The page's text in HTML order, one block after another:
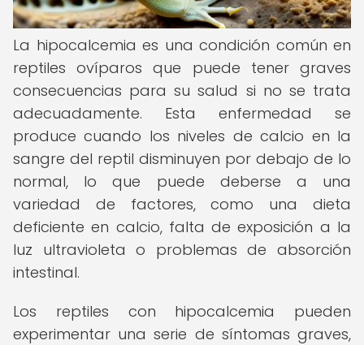
La hipocalcemia es una condición común en
reptiles ovíparos que puede tener graves
consecuencias para su salud si no se trata
adecuadamente. Esta enfermedad se
produce cuando los niveles de calcio en la
sangre del reptil disminuyen por debajo de lo
normal, lo que puede deberse a una
variedad de factores, como una dieta
deficiente en calcio, falta de exposición a la
luz ultravioleta o problemas de absorción
intestinal.
Los reptiles con hipocalcemia pueden
experimentar una serie de síntomas graves,